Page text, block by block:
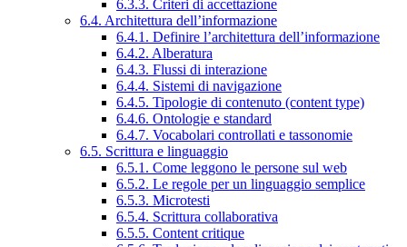
6.3.3. Criteri di accettazione
6.4. Architettura dell’informazione
6.4.1. Definire l’architettura dell’informazione
6.4.2. Alberatura
6.4.3. Flussi di interazione
6.4.4. Sistemi di navigazione
6.4.5. Tipologie di contenuto (content type)
6.4.6. Ontologie e standard
6.4.7. Vocabolari controllati e tassonomie
6.5. Scrittura e linguaggio
6.5.1. Come leggono le persone sul web
6.5.2. Le regole per un linguaggio semplice
6.5.3. Microtesti
6.5.4. Scrittura collaborativa
6.5.5. Content critique